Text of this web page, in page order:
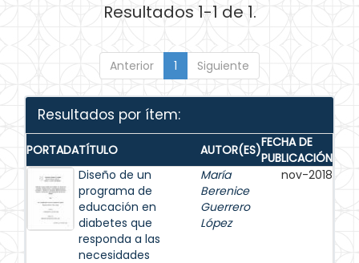
Resultados 1-1 de 1.
Anterior 1 Siguiente
Resultados por ítem:
PORTADATÍTULO AUTOR(ES)FECHA DE
PUBLICACIÓN
Diseño de un
programa de
educación en
diabetes que
responda a las
necesidades
María
Berenice
Guerrero
López
nov-2018